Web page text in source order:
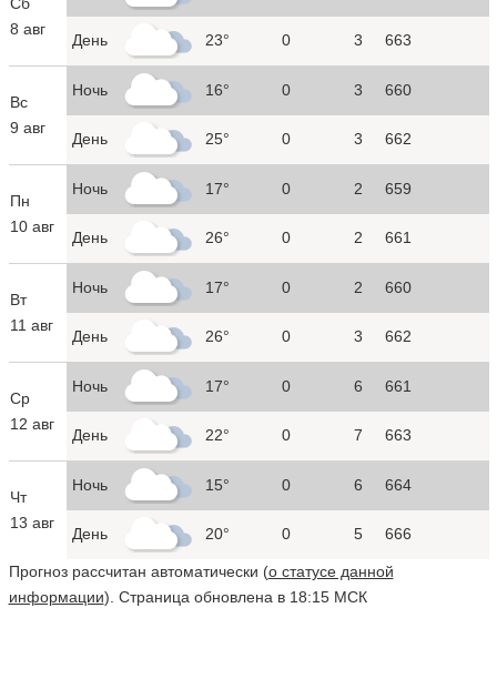
8 авг
День 23° 0 3 663
Вс
9 авг
Ночь 16° 0 3 660
День 25° 0 3 662
Пн
10 авг
Ночь 17° 0 2 659
День 26° 0 2 661
Вт
11 авг
Ночь 17° 0 2 660
День 26° 0 3 662
Ср
12 авг
Ночь 17° 0 6 661
День 22° 0 7 663
Чт
13 авг
Ночь 15° 0 6 664
День 20° 0 5 666
Прогноз рассчитан автоматически (о статусе данной
информации). Страница обновлена в 18:15 МСК